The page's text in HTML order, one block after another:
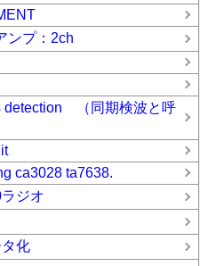
プ：2ch
detection （同期検波と呼
ca3028 ta7638.
ジオ
化